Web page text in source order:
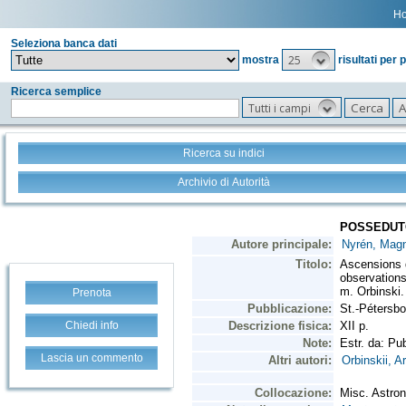
Seleziona banca dati
mostra
25 risultati per
Ricerca semplice
Tutti i campi
Ricerca su indici
Archivio di Autorità
Prenota
Chiedi info
Lascia un commento